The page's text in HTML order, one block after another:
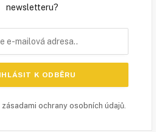
newsletteru?
zásadami ochrany osobních údajů